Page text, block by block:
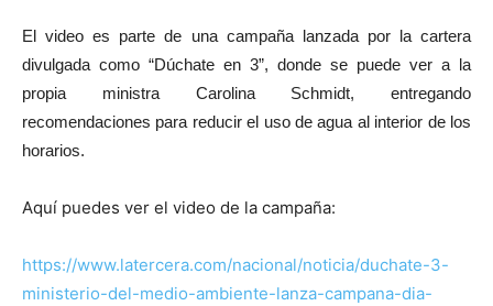
El video es parte de una campaña lanzada por la cartera
divulgada como “Dúchate en 3”, donde se puede ver a la
propia ministra Carolina Schmidt, entregando
recomendaciones para reducir el uso de agua al interior de los
horarios.
Aquí puedes ver el video de la campaña:
https://www.latercera.com/nacional/noticia/duchate-3-
ministerio-del-medio-ambiente-lanza-campana-dia-